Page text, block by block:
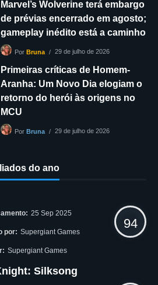
Marvel’s Wolverine terá embargo
de prévias encerrado em agosto;
gameplay inédito está a caminho
Por Bruna 29 de julho de 2026
Primeiras críticas de Homem-
Aranha: Um Novo Dia elogiam o
retorno do herói às origens no
MCU
Por Bruna 29 de julho de 2026
do ano
25 Sep 2025
por: Supergiant Games
Supergiant Games
94
Silksong